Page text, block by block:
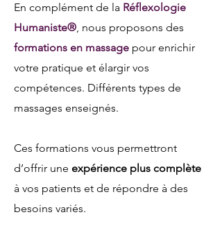
En complément de la Réflexologie
Humaniste®, nous proposons des
formations en massage pour enrichir
votre pratique et élargir vos
compétences. Différents types de
massages enseignés.​
Ces formations vous permettront
d’offrir une expérience plus complète
à vos patients et de répondre à des
besoins variés.